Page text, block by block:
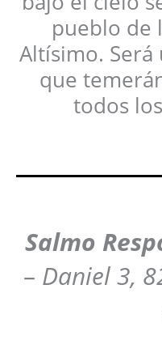
pueblo de
Altísimo.
que
todos
Salmo
– Daniel 3,